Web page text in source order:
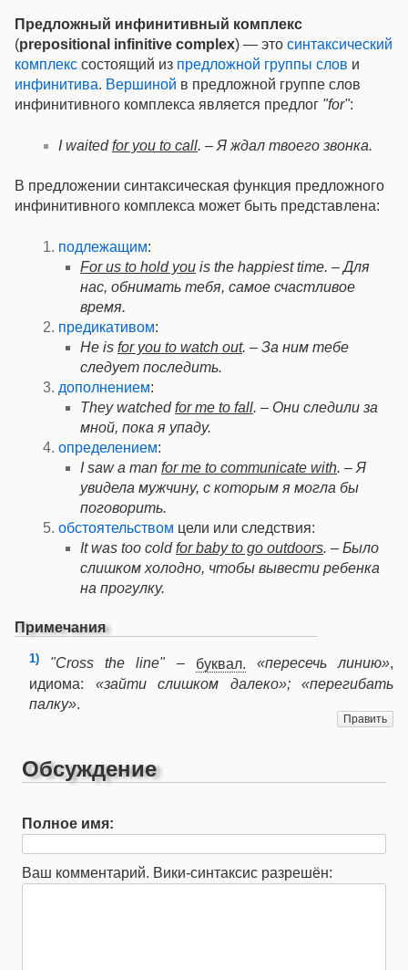
Предложный инфинитивный комплекс
(prepositional infinitive complex) — это синтаксический
комплекс состоящий из предложной группы слов и
инфинитива. Вершиной в предложной группе слов
инфинитивного комплекса является предлог "for":
І waitedfor you to call. – Я ждал твоего звонка.
В предложении синтаксическая функция предложного
инфинитивного комплекса может быть представлена:
подлежащим:
For us to hold you is the happiest time. – Для
нас, обнимать тебя, самое счастливое
время.
предикативом:
He is for you to watch out. – За ним тебе
следует последить.
дополнением:
They watchedfor me to fall. – Они следили за
мной, пока я упаду.
определением:
I saw a man for me to communicate with. – Я
увидела мужчину, с которым я могла бы
поговорить.
обстоятельством цели или следствия:
It was too coldfor baby to go outdoors. – Было
слишком холодно, чтобы вывести ребенка
на прогулку.
Примечания
1) "Cross the line" – буквал. «пересечь линию»,
идиома: «зайти слишком далеко»; «перегибать
палку».
Править
Обсуждение
Полное имя:
Ваш комментарий. Вики-синтаксис разрешён: